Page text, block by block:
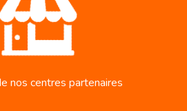
nos centres partenaires